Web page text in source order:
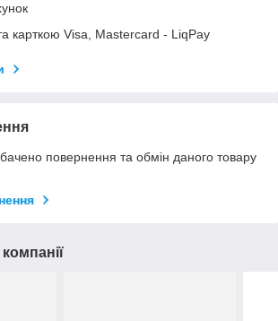
карткою Visa, Mastercard - LiqPay
повернення та обмін даного товару